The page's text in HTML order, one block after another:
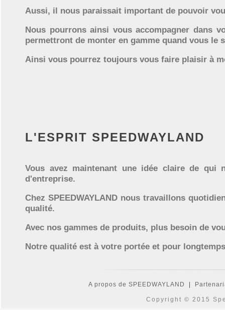
Aussi, il nous paraissait important de pouvoir
Nous pourrons ainsi vous accompagner dans
permettront de monter en gamme quand vous le
Ainsi vous pourrez toujours vous faire plaisir à
L'ESPRIT SPEEDWAYLAND
Vous avez maintenant une idée claire de
d'entreprise.
Chez SPEEDWAYLAND nous travaillons
qualité.
Avec nos gammes de produits, plus besoin de
Notre qualité est à votre portée et pour
A propos de SPEEDWAYLAND
Copyright © 2015